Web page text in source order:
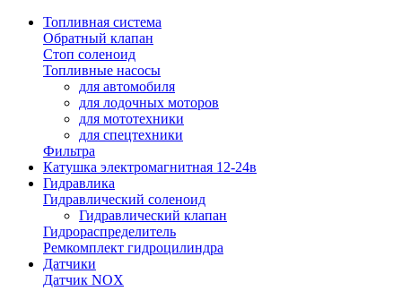
Топливная система
Обратный клапан
Стоп соленоид
Топливные насосы
для автомобиля
для лодочных моторов
для мототехники
для спецтехники
Фильтра
Катушка электромагнитная 12-24в
Гидравлика
Гидравлический соленоид
Гидравлический клапан
Гидрораспределитель
Ремкомплект гидроцилиндра
Датчики
Датчик NOX